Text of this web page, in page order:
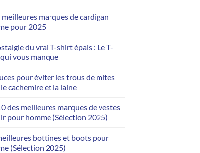
meilleures marques de cardigan
pour 2025
du vrai T-shirt épais : Le T-
vous manque
pour éviter les trous de mites
cachemire et la laine
des meilleures marques de vestes
pour homme (Sélection 2025)
bottines et boots pour
(Sélection 2025)